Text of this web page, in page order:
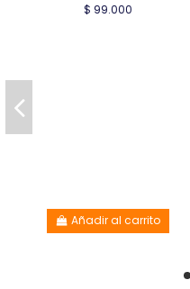
$ 99.000
Añadir al carrito